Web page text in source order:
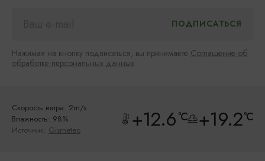
Нажимая на кнопку подписаться, вы принимаете Соглашение об
обработке персональных данных
Скорость ветра: 2m/s
Влажность: 98%
Источник: Gismeteo +12.6°C +19.2°C